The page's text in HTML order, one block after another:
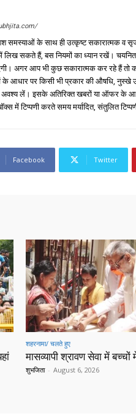
समस्याओं के साथ ही उत्कृष्ट सकारात्मक व
लिख सकते हैं, बस नियमों का ध्यान रखें।
अगर आप भी कुछ सकारात्मक कर रहे हैं तो
आधार पर किसी भी प्रकार की औषधि, नुस्खे
अवश्य लें। इसके अतिरिक्त खबरों या ऑफर के
में टिप्पणी करते समय मर्यादित, संतुलित
Facebook Twitter
शहरनामा/ चलते हुए
मासव्यापी श्रावण सेवा में
शुभजिता - August 6, 2026